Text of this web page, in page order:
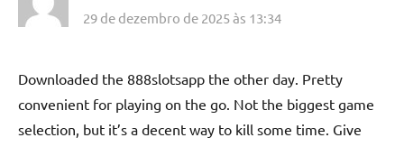
29 de dezembro de 2025 às 13:34
Downloaded the 888slotsapp the other day. Pretty
convenient for playing on the go. Not the biggest game
selection, but it’s a decent way to kill some time. Give